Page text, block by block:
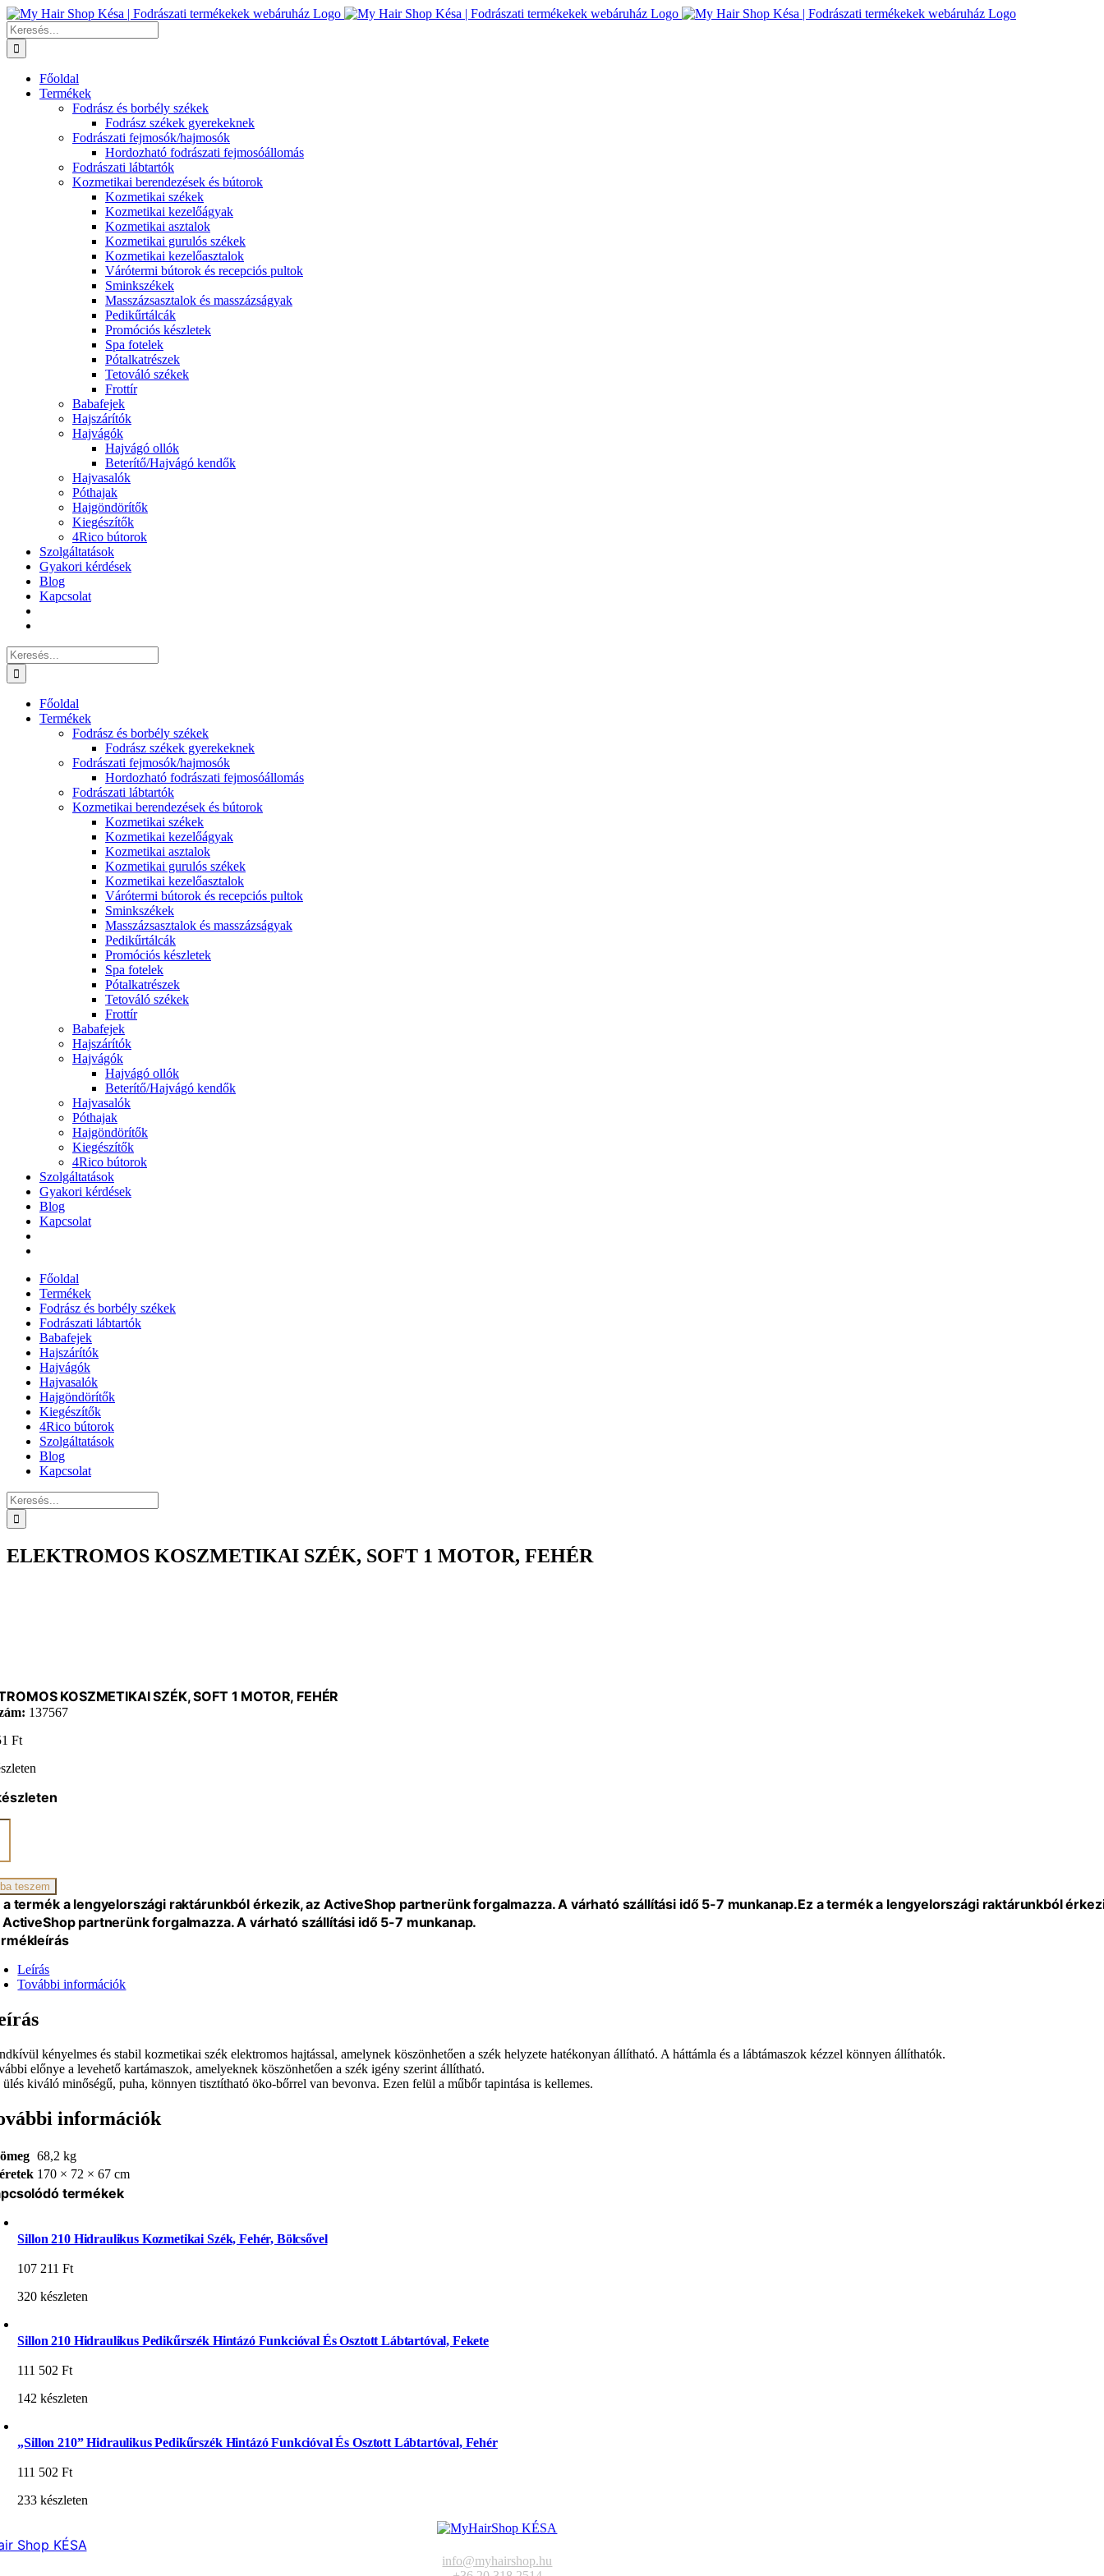
Kihagyás
Keresés...
Főoldal
Termékek
Fodrász és borbély székek
Fodrász székek gyerekeknek
Fodrászati fejmosók/hajmosók
Hordozható fodrászati fejmosóállomás
Fodrászati lábtartók
Kozmetikai berendezések és bútorok
Kozmetikai székek
Kozmetikai kezelőágyak
Kozmetikai asztalok
Kozmetikai gurulós székek
Kozmetikai kezelőasztalok
Várótermi bútorok és recepciós pultok
Sminkszékek
Masszázsasztalok és masszázságyak
Pedikűrtálcák
Promóciós készletek
Spa fotelek
Pótalkatrészek
Tetováló székek
Frottír
Babafejek
Hajszárítók
Hajvágók
Hajvágó ollók
Beterítő/Hajvágó kendők
Hajvasalók
Póthajak
Hajgöndörítők
Kiegészítők
4Rico bútorok
Szolgáltatások
Gyakori kérdések
Blog
Kapcsolat
Keresés...
Főoldal
Termékek
Fodrász és borbély székek
Fodrász székek gyerekeknek
Fodrászati fejmosók/hajmosók
Hordozható fodrászati fejmosóállomás
Fodrászati lábtartók
Kozmetikai berendezések és bútorok
Kozmetikai székek
Kozmetikai kezelőágyak
Kozmetikai asztalok
Kozmetikai gurulós székek
Kozmetikai kezelőasztalok
Várótermi bútorok és recepciós pultok
Sminkszékek
Masszázsasztalok és masszázságyak
Pedikűrtálcák
Promóciós készletek
Spa fotelek
Pótalkatrészek
Tetováló székek
Frottír
Babafejek
Hajszárítók
Hajvágók
Hajvágó ollók
Beterítő/Hajvágó kendők
Hajvasalók
Póthajak
Hajgöndörítők
Kiegészítők
4Rico bútorok
Szolgáltatások
Gyakori kérdések
Blog
Kapcsolat
Főoldal
Termékek
Fodrász és borbély székek
Fodrászati lábtartók
Babafejek
Hajszárítók
Hajvágók
Hajvasalók
Hajgöndörítők
Kiegészítők
4Rico bútorok
Szolgáltatások
Blog
Kapcsolat
Keresés...
ELEKTROMOS KOSZMETIKAI SZÉK, SOFT 1 MOTOR, FEHÉR
KOSZMETIKAI SZÉK, SOFT 1 MOTOR, FEHÉR
137567
Ft
teszem
a termék a lengyelországi raktárunkból érkezik, az ActiveShop partnerünk forgalmazza. A várható szállítási idő 5-7 munkanap.Ez a termék a lengyelországi raktárunkból
ActiveShop partnerünk forgalmazza. A várható szállítási idő 5-7 munkanap.
Leírás
További információk
kényelmes és stabil kozmetikai szék elektromos hajtással, amelynek köszönhetően a szék helyzete hatékonyan állítható. A háttámla és a lábtámaszok kézzel könnyen állíthatók.
előnye a levehető kartámaszok, amelyeknek köszönhetően a szék igény szerint állítható.
kiváló minőségű, puha, könnyen tisztítható öko-bőrrel van bevonva. Ezen felül a műbőr tapintása is kellemes.
információk
68,2 kg
170 × 72 × 67 cm
termékek
Sillon 210 Hidraulikus Kozmetikai Szék, Fehér, Bölcsővel
107 211Ft
320 készleten
Sillon 210 Hidraulikus Pedikűrszék Hintázó Funkcióval És Osztott Lábtartóval, Fekete
111 502Ft
142 készleten
„Sillon 210” Hidraulikus Pedikűrszék Hintázó Funkcióval És Osztott Lábtartóval, Fehér
111 502Ft
233 készleten
Shop KÉSA
info@myhairshop.hu